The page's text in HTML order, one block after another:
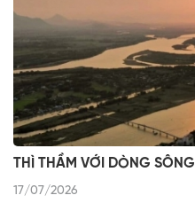
THÌ THẦM VỚI DÒNG SÔNG
17/07/2026